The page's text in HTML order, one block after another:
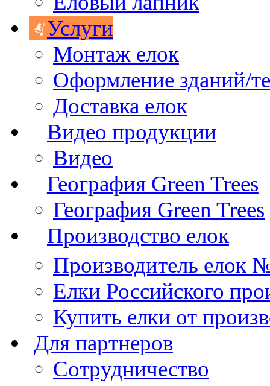
Услуги
Монтаж елок
Оформление зданий/
Доставка елок
Видео продукции
Видео
География Green Trees
География Green Trees
Производство елок
Производитель елок
Елки Российского
Купить елки от
Для партнеров
Сотрудничество